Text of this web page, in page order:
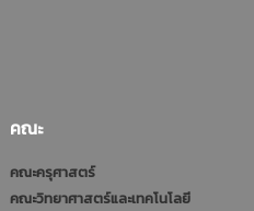
คณะ
คณะครุศาสตร์
คณะวิทยาศาสตร์และเทคโนโลยี